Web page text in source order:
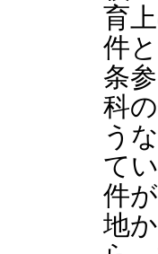
育
件
条
科
う
て
件
地